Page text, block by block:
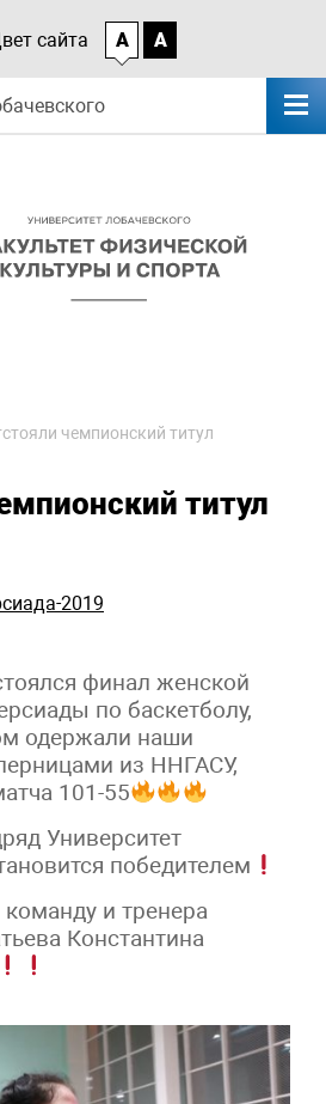
сайта A A
чемпионский титул
титул
2019
финал женской
по баскетболу,
одержали наши
из ННГАСУ,
101-55
Университет
победителем
и тренера
Константина